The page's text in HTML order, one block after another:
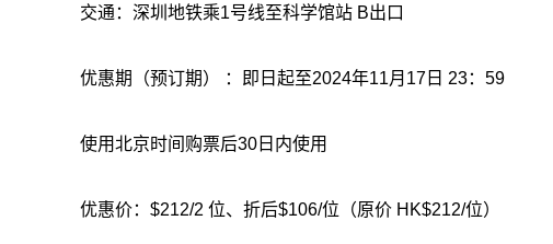
交通：深圳地铁乘1号线至科学馆站 B出口
优惠期（预订期） ：即日起至2024年11月17日 23：59
使用北京时间购票后30日内使用
优惠价：$212/2 位、折后$106/位（原价 HK$212/位）